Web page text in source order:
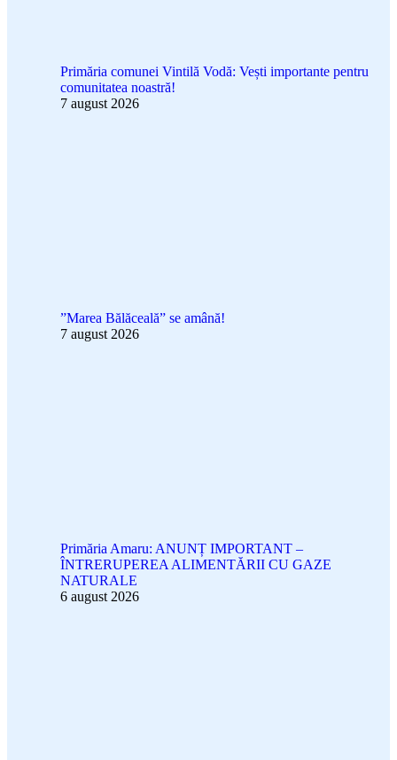
Primăria comunei Vintilă Vodă: Vești importante pentru
comunitatea noastră!
7 august 2026
”Marea Bălăceală” se amână!
7 august 2026
Primăria Amaru: ANUNȚ IMPORTANT –
ÎNTRERUPEREA ALIMENTĂRII CU GAZE
NATURALE
6 august 2026